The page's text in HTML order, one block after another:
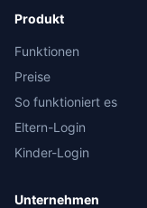
Produkt
Funktionen
Preise
So funktioniert es
Eltern-Login
Kinder-Login
Unternehmen